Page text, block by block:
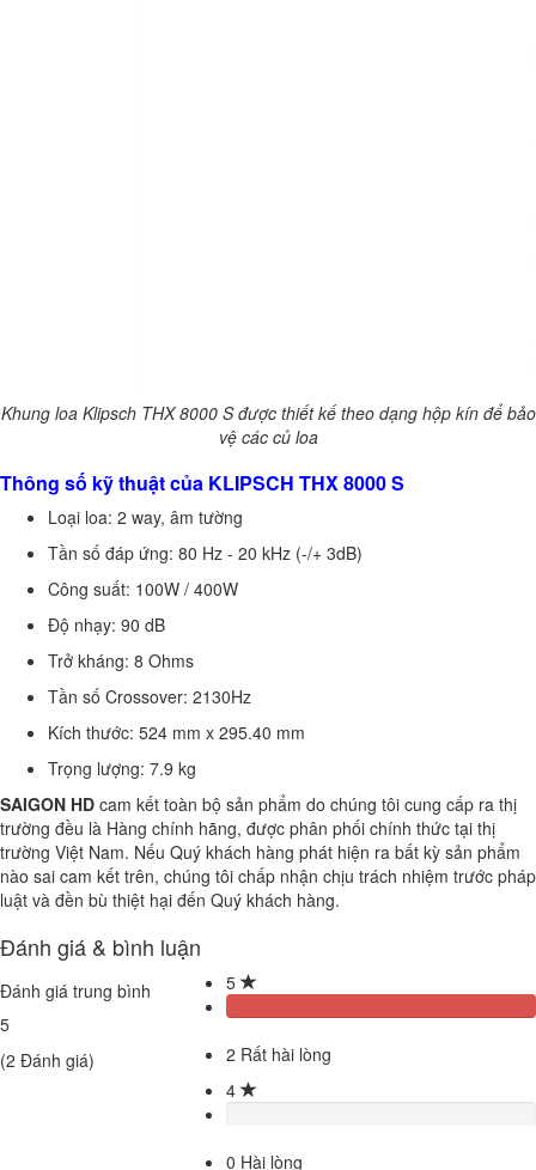
Khung loa Klipsch THX 8000 S được thiết kế theo dạng hộp kín để bảo
vệ các củ loa
Thông số kỹ thuật của KLIPSCH THX 8000 S
Loại loa: 2 way, âm tường
Tần số đáp ứng: 80 Hz - 20 kHz (-/+ 3dB)
Công suất: 100W / 400W
Độ nhạy: 90 dB
Trở kháng: 8 Ohms
Tần số Crossover: 2130Hz
Kích thước: 524 mm x 295.40 mm
Trọng lượng: 7.9 kg
SAIGON HD cam kết toàn bộ sản phẩm do chúng tôi cung cấp ra thị
trường đều là Hàng chính hãng, được phân phối chính thức tại thị
trường Việt Nam. Nếu Quý khách hàng phát hiện ra bất kỳ sản phẩm
nào sai cam kết trên, chúng tôi chấp nhận chịu trách nhiệm trước pháp
luật và đền bù thiệt hại đến Quý khách hàng.
Đánh giá & bình luận
Đánh giá trung bình
5
(2 Đánh giá)
5
2 Rất hài lòng
4
0 Hài lòng